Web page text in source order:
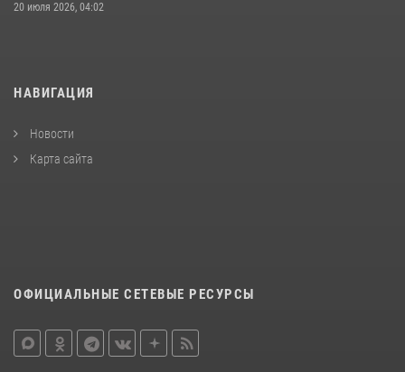
20 июля 2026, 04:02
НАВИГАЦИЯ
Новости
Карта сайта
ОФИЦИАЛЬНЫЕ СЕТЕВЫЕ РЕСУРСЫ